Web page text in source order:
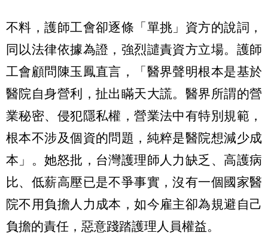
不料，護師工會卻逐條「單挑」資方的說詞，
同以法律依據為證，強烈譴責資方立場。護師
工會顧問陳玉鳳直言，「醫界聲明根本是基於
醫院自身營利，扯出瞞天大謊。醫界所謂的營
業秘密、侵犯隱私權，營業法中有特別規範，
根本不涉及個資的問題，純粹是醫院想減少成
本」。她怒批，台灣護理師人力缺乏、高護病
比、低薪高壓已是不爭事實，沒有一個國家醫
院不用負擔人力成本，如今雇主卻為規避自己
負擔的責任，惡意踐踏護理人員權益。